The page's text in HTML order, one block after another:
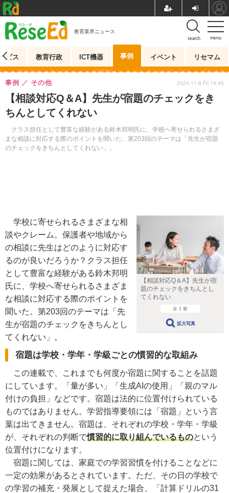
menu
search
教育業界ニュース
ビス 教育行政 ICT機器 事例 イベント リセマム
【相談対応Q＆A】先生が宿題のチェックをき
ちんとしてくれない
クラス担任として豊富な経験がある鈴木邦明氏に、学校へ寄せられるさまざ
まな相談に対応する際のポイントを聞いた。第203回のテーマは「先生が宿題
のチェックをきちんとしてくれない」。
事例 その他 2024.11.8 Fri 19:45
【相談対応Q＆A】先生が宿
題のチェックをきちんとし
てくれない
全 1 枚
拡大写真
学校に寄せられるさまざまな相
談やクレーム。保護者や地域から
の相談に先生はどのように対応す
るのが良いだろうか？クラス担任
として豊富な経験がある鈴木邦明
氏に、学校へ寄せられるさまざま
な相談に対応する際のポイントを
聞いた。第203回のテーマは「先
生が宿題のチェックをきちんとし
てくれない」。
宿題は学校・学年・学級ごとの慣習的な取組み
この連載で、これまでも何度か宿題に関することを話題
にしています。「量が多い」「生成AIの使用」「親のマル
付けの負担」などです。宿題は法的に位置付けられている
ものではありません。学習指導要領には「宿題」という言
葉は出てきません。宿題は、それぞれの学校・学年・学級
が、それぞれの判断で慣習的に取り組んでいるものという
位置付けになります。
宿題に関しては、家庭での学習習慣を付けることなどに
一定の効果があるとされています。ただ、その日の学校で
の学習の補充・発展として捉えた場合、「計算ドリルの31